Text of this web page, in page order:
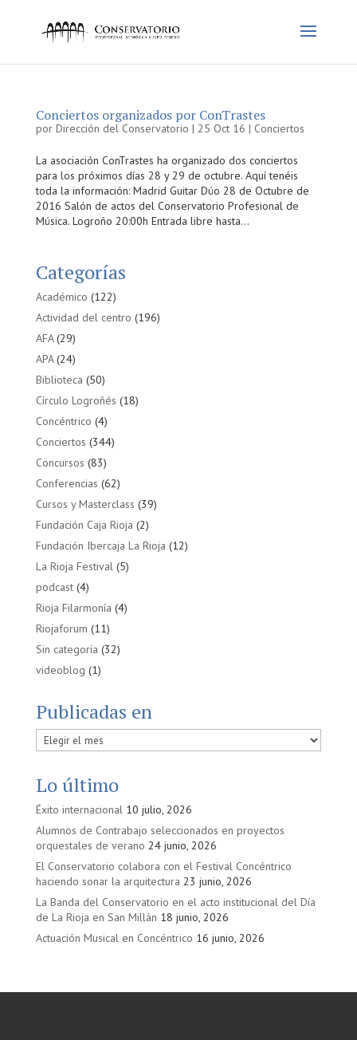
Conciertos organizados por ConTrastes
por Dirección del Conservatorio | 25 Oct 16 | Conciertos
La asociación ConTrastes ha organizado dos conciertos
para los próximos días 28 y 29 de octubre. Aquí tenéis
toda la información: Madrid Guitar Dúo 28 de Octubre de
2016 Salón de actos del Conservatorio Profesional de
Música. Logroño 20:00h Entrada libre hasta...
Categorías
Académico (122)
Actividad del centro (196)
AFA(29)
APA(24)
Biblioteca (50)
Círculo Logroñés (18)
Concéntrico (4)
Conciertos (344)
Concursos (83)
Conferencias (62)
Cursos y Masterclass (39)
Fundación Caja Rioja (2)
Fundación Ibercaja La Rioja (12)
La Rioja Festival(5)
podcast(4)
Rioja Filarmonía (4)
Riojaforum (11)
Sin categoría (32)
videoblog (1)
Publicadas en
Publicadas
en
Lo último
Éxito internacional 10 julio, 2026
Alumnos de Contrabajo seleccionados en proyectos
orquestales de verano 24 junio, 2026
El Conservatorio colabora con el Festival Concéntrico
haciendo sonar la arquitectura 23 junio, 2026
La Banda del Conservatorio en el acto institucional del Día
de La Rioja en San Millán 18 junio, 2026
Actuación Musical en Concéntrico 16 junio, 2026